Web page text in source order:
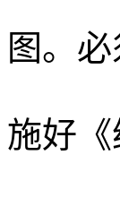
图。
施好